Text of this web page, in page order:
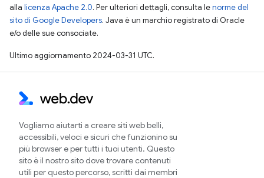
alla licenza Apache 2.0. Per ulteriori dettagli, consulta lenorme del
sito di Google Developers. Java è un marchio registrato di Oracle
e/o delle sue consociate.
Ultimo aggiornamento 2024-03-31 UTC.
Vogliamo aiutarti a creare siti web belli,
accessibili, veloci e sicuri che funzionino su
più browser e per tutti i tuoi utenti. Questo
sito è il nostro sito dove trovare contenuti
utili per questo percorso, scritti dai membri